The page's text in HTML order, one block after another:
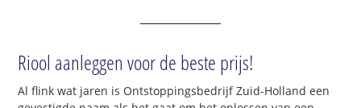
Riool aanleggen voor de beste prijs!
Al flink wat jaren is Ontstoppingsbedrijf Zuid-Holland een